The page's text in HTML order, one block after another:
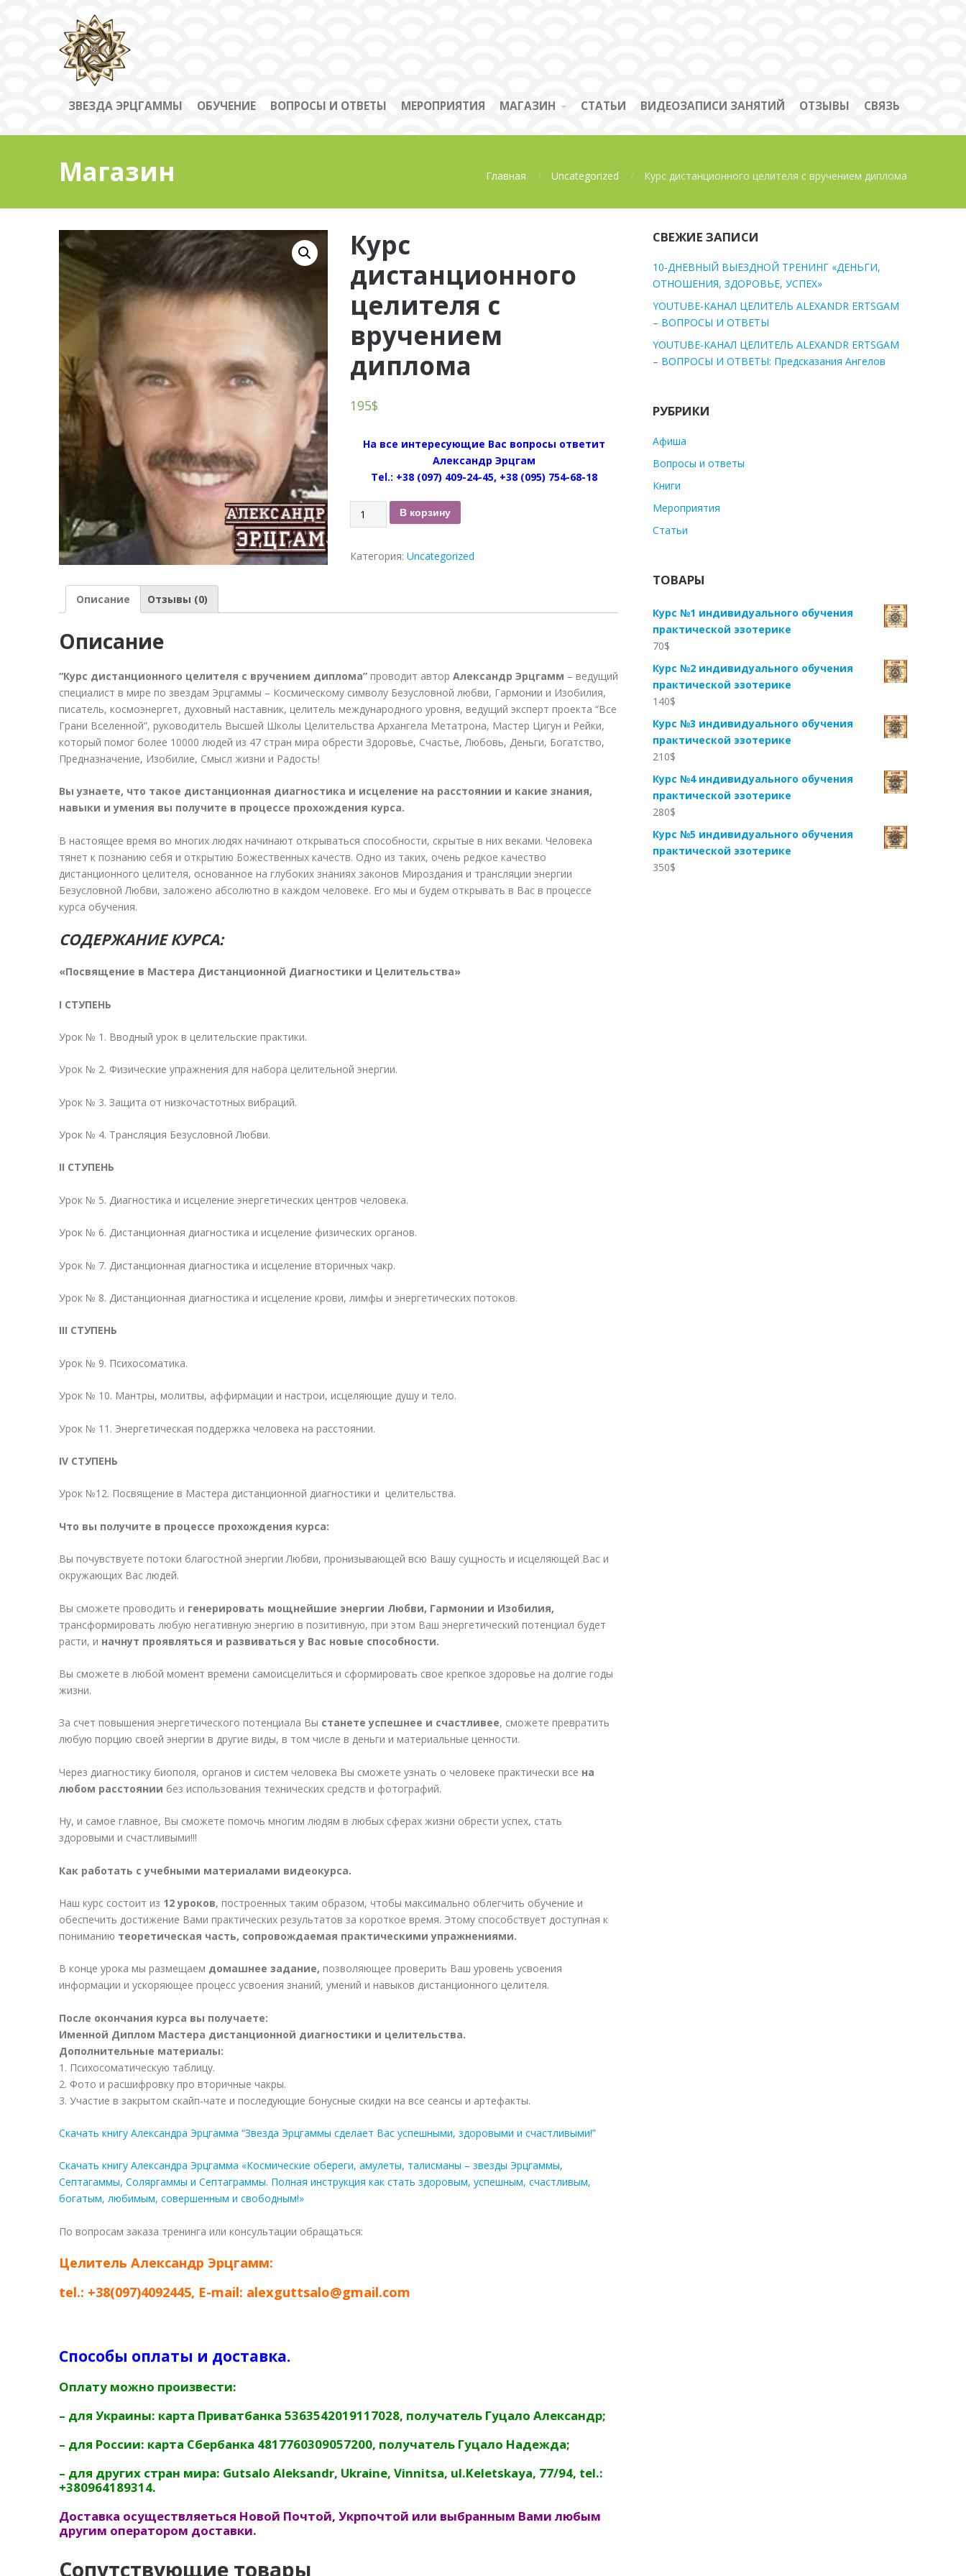
ЗВЕЗДА ЭРЦГАММЫ ОБУЧЕНИЕ ВОПРОСЫ И ОТВЕТЫ МЕРОПРИЯТИЯ МАГАЗИН СТАТЬИ ВИДЕОЗАПИСИ ЗАНЯТИЙ ОТЗЫВЫ СВЯЗЬ
Магазин Главная Uncategorized Курс дистанционного целителя с вручением диплома
Курс
дистанционного
целителя с
вручением
диплома
195$
На все интересующие Вас вопросы ответит
Александр Эрцгам
Tel.: +38 (097) 409-24-45, +38 (095) 754-68-18
Количество
Курс
целителя
В корзину
Категория: Uncategorized
Описание Отзывы (0)
Описание
“Курс дистанционного целителя с вручением диплома” проводит автор Александр Эрцгамм – ведущий
специалист в мире по звездам Эрцгаммы – Космическому символу Безусловной любви, Гармонии и Изобилия,
писатель, космоэнергет, духовный наставник, целитель международного уровня, ведущий эксперт проекта “Все
Грани Вселенной”, руководитель Высшей Школы Целительства Архангела Метатрона, Мастер Цигун и Рейки,
который помог более 10000 людей из 47 стран мира обрести Здоровье, Счастье, Любовь, Деньги, Богатство,
Предназначение, Изобилие, Смысл жизни и Радость!
Вы узнаете, что такое дистанционная диагностика и исцеление на расстоянии и какие знания,
навыки и умения вы получите в процессе прохождения курса.
В настоящее время во многих людях начинают открываться способности, скрытые в них веками. Человека
тянет к познанию себя и открытию Божественных качеств. Одно из таких, очень редкое качество
дистанционного целителя, основанное на глубоких знаниях законов Мироздания и трансляции энергии
Безусловной Любви, заложено абсолютно в каждом человеке. Его мы и будем открывать в Вас в процессе
курса обучения.
СОДЕРЖАНИЕ КУРСА:
«Посвящение в Мастера Дистанционной Диагностики и Целительства»
I CТУПЕНЬ
Урок № 1. Вводный урок в целительские практики.
Урок № 2. Физические упражнения для набора целительной энергии.
Урок № 3. Защита от низкочастотных вибраций.
Урок № 4. Трансляция Безусловной Любви.
II CТУПЕНЬ
Урок № 5. Диагностика и исцеление энергетических центров человека.
Урок № 6. Дистанционная диагностика и исцеление физических органов.
Урок № 7. Дистанционная диагностика и исцеление вторичных чакр.
Урок № 8. Дистанционная диагностика и исцеление крови, лимфы и энергетических потоков.
III СТУПЕНЬ
Урок № 9. Психосоматика.
Урок № 10. Мантры, молитвы, аффирмации и настрои, исцеляющие душу и тело.
Урок № 11. Энергетическая поддержка человека на расстоянии.
IV СТУПЕНЬ
Урок №12. Посвящение в Мастера дистанционной диагностики и целительства.
Что вы получите в процессе прохождения курса:
Вы почувствуете потоки благостной энергии Любви, пронизывающей всю Вашу сущность и исцеляющей Вас и
окружающих Вас людей.
Вы сможете проводить и генерировать мощнейшие энергии Любви, Гармонии и Изобилия,
трансформировать любую негативную энергию в позитивную, при этом Ваш энергетический потенциал будет
расти, и начнут проявляться и развиваться у Вас новые способности.
Вы сможете в любой момент времени самоисцелиться и сформировать свое крепкое здоровье на долгие годы
жизни.
За счет повышения энергетического потенциала Вы станете успешнее и счастливее, сможете превратить
любую порцию своей энергии в другие виды, в том числе в деньги и материальные ценности.
Через диагностику биополя, органов и систем человека Вы сможете узнать о человеке практически все на
любом расстоянии без использования технических средств и фотографий.
Ну, и самое главное, Вы сможете помочь многим людям в любых сферах жизни обрести успех, стать
здоровыми и счастливыми!!!
Как работать с учебными материалами видеокурса.
Наш курс состоит из 12 уроков, построенных таким образом, чтобы максимально облегчить обучение и
обеспечить достижение Вами практических результатов за короткое время. Этому способствует доступная к
пониманию теоретическая часть, сопровождаемая практическими упражнениями.
В конце урока мы размещаем домашнее задание, позволяющее проверить Ваш уровень усвоения
информации и ускоряющее процесс усвоения знаний, умений и навыков дистанционного целителя.
После окончания курса вы получаете:
Именной Диплом Мастера дистанционной диагностики и целительства.
Дополнительные материалы:
1. Психосоматическую таблицу.
2. Фото и расшифровку про вторичные чакры.
3. Участие в закрытом скайп-чате и последующие бонусные скидки на все сеансы и артефакты.
Скачать книгу Александра Эрцгамма “Звезда Эрцгаммы сделает Вас успешными, здоровыми и счастливыми!”
Скачать книгу Александра Эрцгамма «Космические обереги, амулеты, талисманы – звезды Эрцгаммы,
Септагаммы, Соляргаммы и Септаграммы. Полная инструкция как стать здоровым, успешным, счастливым,
богатым, любимым, совершенным и свободным!»
По вопросам заказа тренинга или консультации обращаться:
Целитель Александр Эрцгамм:
tel.: +38(097)4092445, E-mail: alexguttsalo@gmail.com
Способы оплаты и доставка.
Оплату можно произвести:
– для Украины: карта Приватбанка 5363542019117028, получатель Гуцало Александр;
– для России: карта Сбербанка 4817760309057200, получатель Гуцало Надежда;
– для других стран мира: Gutsalo Aleksandr, Ukraine, Vinnitsa, ul.Keletskaya, 77/94, tel.:
+380964189314.
Доставка осуществляеться Новой Почтой, Укрпочтой или выбранным Вами любым
другим оператором доставки.
Сопутствующие товары
СВЕЖИЕ ЗАПИСИ
10-ДНЕВНЫЙ ВЫЕЗДНОЙ ТРЕНИНГ «ДЕНЬГИ,
ОТНОШЕНИЯ, ЗДОРОВЬЕ, УСПЕХ»
YOUTUBE-КАНАЛ ЦЕЛИТЕЛЬ ALEXANDR ERTSGAM
– ВОПРОСЫ И ОТВЕТЫ
YOUTUBE-КАНАЛ ЦЕЛИТЕЛЬ ALEXANDR ERTSGAM
– ВОПРОСЫ И ОТВЕТЫ: Предсказания Ангелов
РУБРИКИ
Афиша
Вопросы и ответы
Книги
Мероприятия
Статьи
ТОВАРЫ
Курс №1 индивидуального обучения
практической эзотерике
70$
Курс №2 индивидуального обучения
практической эзотерике
140$
Курс №3 индивидуального обучения
практической эзотерике
210$
Курс №4 индивидуального обучения
практической эзотерике
280$
Курс №5 индивидуального обучения
практической эзотерике
350$